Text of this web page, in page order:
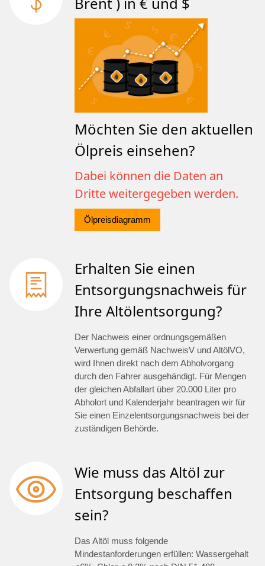
Möchten Sie den aktuellen
Ölpreis einsehen?
Dabei können die Daten an
Dritte weitergegeben werden.
Ölpreisdiagramm
Erhalten Sie einen
Entsorgungsnachweis für
Ihre Altölentsorgung?
Der Nachweis einer ordnungsgemäßen
Verwertung gemäß NachweisV und AltölVO,
wird Ihnen direkt nach dem Abholvorgang
durch den Fahrer ausgehändigt. Für Mengen
der gleichen Abfallart über 20.000 Liter pro
Abholort und Kalenderjahr beantragen wir für
Sie einen Einzelentsorgungsnachweis bei der
zuständigen Behörde.
Wie muss das Altöl zur
Entsorgung beschaffen
sein?
Das Altöl muss folgende
Mindestanforderungen erfüllen: Wassergehalt